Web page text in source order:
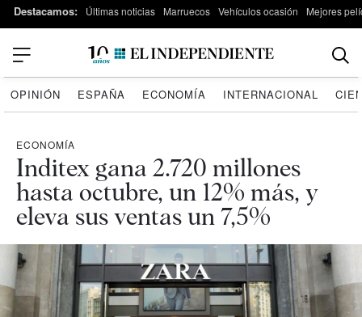
Destacamos: Últimas noticias Marruecos Vehículos ocasión Mejores
OPINIÓN ESPAÑA ECONOMÍA INTERNACIONAL
ECONOMÍA
Inditex gana 2.720 millones
hasta octubre, un 12% más, y
eleva sus ventas un 7,5%